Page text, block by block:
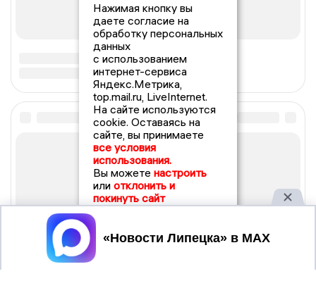
Нажимая кнопку вы
даете согласие на
обработку персональных
данных
с использованием
интернет-сервиса
Яндекс.Метрика,
top.mail.ru, LiveInternet.
На сайте используются
cookie. Оставаясь на
сайте, вы принимаете
все условия
использования.
Вы можете настроить
или отклонить и
покинуть сайт
Принять